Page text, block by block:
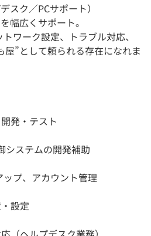
スク／PCサポート）
幅広くサポート。
ワーク設定、トラブル対応、
”として頼られる存在になれま
発・テスト
システムの開発補助
プ、アカウント管理
設定